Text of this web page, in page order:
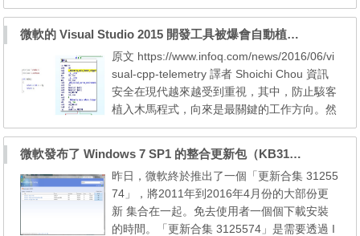
司 Kaspersky Lab 最新提供了針對新 Ranso
的防禦方法。 NotPetya 利用改良 Eternal Blu
e 漏洞，以和 WannaCry類似的途徑入侵，入
侵後能感染聯網內其他已安裝安全更新 (Patch
MS17-01...
微軟的 Visual Studio 2015 開發工具被爆會自動植入遙測木馬
原文 https://www.infoq.com/news/2016/06/vi
sual-cpp-telemetry 譯者 Shoichi Chou 資訊
安全在現代越來越受到重視，其中，防止駭客
植入木馬程式，向來是最關鍵的工作方向。然
而，如果任何程式被生產出來的當下，就被自
動植入木馬呢？如今微軟的開發工具，被爆出
這個重大爭議──Reddit 網站上 Sammiesdog
網友發現，Visual Studio 2015 的 C++ 編譯器
會在編出來的程式裡偷偷植入木馬──他編譯
自己寫的程式時...
微軟發布了 Windows 7 SP1 的整合更新包（KB3125574）
昨日，微軟終於推出了一個「更新合集 31255
74」，將2011年到2016年4月份的大部份更
新 集合在一起。免去使用者一個個下載安裝
的時間。「更新合集 3125574」是需要透過 I